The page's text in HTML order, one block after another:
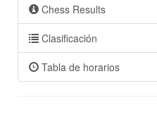
Chess Results
Clasificación
Tabla de horarios